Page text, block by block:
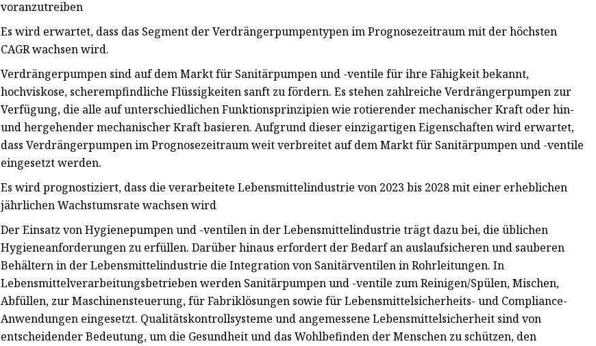
voranzutreiben
Es wird erwartet, dass das Segment der Verdrängerpumpentypen im Prognosezeitraum mit der höchsten
CAGR wachsen wird.
Verdrängerpumpen sind auf dem Markt für Sanitärpumpen und -ventile für ihre Fähigkeit bekannt,
hochviskose, scherempfindliche Flüssigkeiten sanft zu fördern. Es stehen zahlreiche Verdrängerpumpen zur
Verfügung, die alle auf unterschiedlichen Funktionsprinzipien wie rotierender mechanischer Kraft oder hin-
und hergehender mechanischer Kraft basieren. Aufgrund dieser einzigartigen Eigenschaften wird erwartet,
dass Verdrängerpumpen im Prognosezeitraum weit verbreitet auf dem Markt für Sanitärpumpen und -ventile
eingesetzt werden.
Es wird prognostiziert, dass die verarbeitete Lebensmittelindustrie von 2023 bis 2028 mit einer erheblichen
jährlichen Wachstumsrate wachsen wird
Der Einsatz von Hygienepumpen und -ventilen in der Lebensmittelindustrie trägt dazu bei, die üblichen
Hygieneanforderungen zu erfüllen. Darüber hinaus erfordert der Bedarf an auslaufsicheren und sauberen
Behältern in der Lebensmittelindustrie die Integration von Sanitärventilen in Rohrleitungen. In
Lebensmittelverarbeitungsbetrieben werden Sanitärpumpen und -ventile zum Reinigen/Spülen, Mischen,
Abfüllen, zur Maschinensteuerung, für Fabriklösungen sowie für Lebensmittelsicherheits- und Compliance-
Anwendungen eingesetzt. Qualitätskontrollsysteme und angemessene Lebensmittelsicherheit sind von
entscheidender Bedeutung, um die Gesundheit und das Wohlbefinden der Menschen zu schützen, den